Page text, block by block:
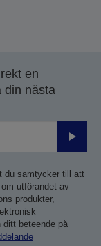
en
din nästa
Skicka
du samtycker till att
utförandet av
produkter,
ditt beteende på